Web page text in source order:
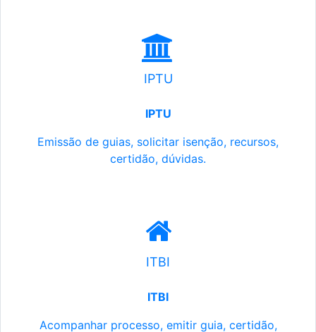
IPTU
IPTU
Emissão de guias, solicitar isenção, recursos,
certidão, dúvidas.
ITBI
ITBI
Acompanhar processo, emitir guia, certidão,